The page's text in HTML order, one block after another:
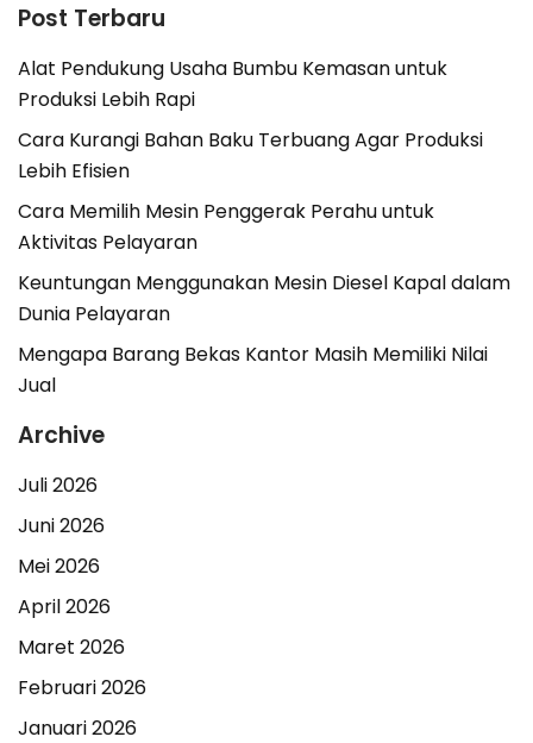
Post Terbaru
Alat Pendukung Usaha Bumbu Kemasan untuk
Produksi Lebih Rapi
Cara Kurangi Bahan Baku Terbuang Agar Produksi
Lebih Efisien
Cara Memilih Mesin Penggerak Perahu untuk
Aktivitas Pelayaran
Keuntungan Menggunakan Mesin Diesel Kapal dalam
Dunia Pelayaran
Mengapa Barang Bekas Kantor Masih Memiliki Nilai
Jual
Archive
Juli 2026
Juni 2026
Mei 2026
April 2026
Maret 2026
Februari 2026
Januari 2026